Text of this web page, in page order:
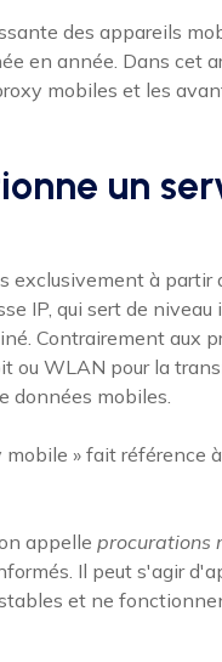
des appareils
en année. Dans cet
mobiles et les
un
exclusivement à partir
IP, qui sert de
Contrairement aux
ou WLAN pour la
données mobiles.
» fait référence
appelle procurations
Il peut s'agir
et ne